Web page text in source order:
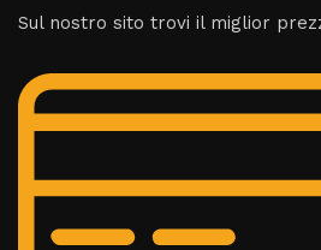
Sul nostro sito trovi il miglior